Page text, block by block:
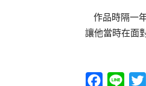
作品時隔一
讓他當時在面
Facebook
Line